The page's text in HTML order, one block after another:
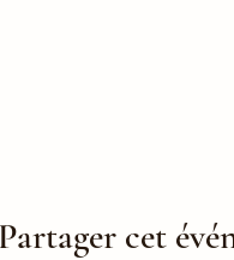
Partager cet